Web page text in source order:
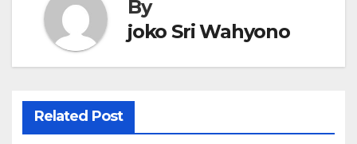
By
joko Sri Wahyono
Related Post